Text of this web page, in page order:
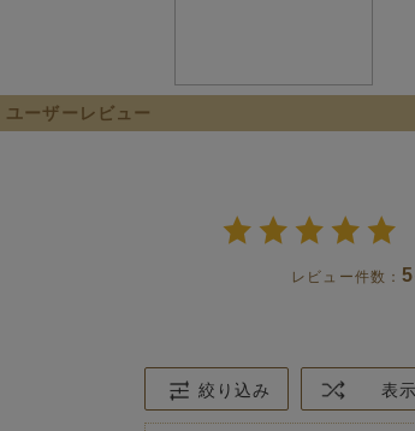
ユーザーレビュー
レビュー件数：5
絞り込み 表